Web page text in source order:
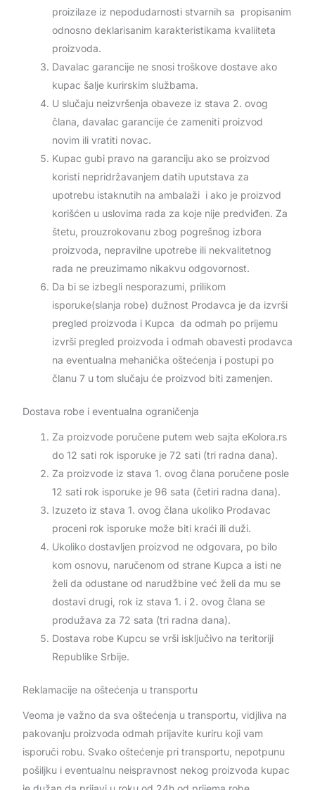
proizilaze iz nepodudarnosti stvarnih sa propisanim
odnosno deklarisanim karakteristikama kvaliiteta
proizvoda.
Davalac garancije ne snosi troškove dostave ako
kupac šalje kurirskim službama.
U slučaju neizvršenja obaveze iz stava 2. ovog
člana, davalac garancije će zameniti proizvod
novim ili vratiti novac.
Kupac gubi pravo na garanciju ako se proizvod
koristi nepridržavanjem datih uputstava za
upotrebu istaknutih na ambalaži i ako je proizvod
korišćen u uslovima rada za koje nije predviđen. Za
štetu, prouzrokovanu zbog pogrešnog izbora
proizvoda, nepravilne upotrebe ili nekvalitetnog
rada ne preuzimamo nikakvu odgovornost.
Da bi se izbegli nesporazumi, prilikom
isporuke(slanja robe) dužnost Prodavca je da izvrši
pregled proizvoda i Kupca da odmah po prijemu
izvrši pregled proizvoda i odmah obavesti prodavca
na eventualna mehanička oštećenja i postupi po
članu 7 u tom slučaju će proizvod biti zamenjen.
Dostava robe i eventualna ograničenja
Za proizvode poručene putem web sajta eKolora.rs
do 12 sati rok isporuke je 72 sati (tri radna dana).
Za proizvode iz stava 1. ovog člana poručene posle
12 sati rok isporuke je 96 sata (četiri radna dana).
Izuzeto iz stava 1. ovog člana ukoliko Prodavac
proceni rok isporuke može biti kraći ili duži.
Ukoliko dostavljen proizvod ne odgovara, po bilo
kom osnovu, naručenom od strane Kupca a isti ne
želi da odustane od narudžbine već želi da mu se
dostavi drugi, rok iz stava 1. i 2. ovog člana se
produžava za 72 sata (tri radna dana).
Dostava robe Kupcu se vrši isključivo na teritoriji
Republike Srbije.
Reklamacije na oštećenja u transportu
Veoma je važno da sva oštećenja u transportu, vidjliva na
pakovanju proizvoda odmah prijavite kuriru koji vam
isporuči robu. Svako oštećenje pri transportu, nepotpunu
pošiljku i eventualnu neispravnost nekog proizvoda kupac